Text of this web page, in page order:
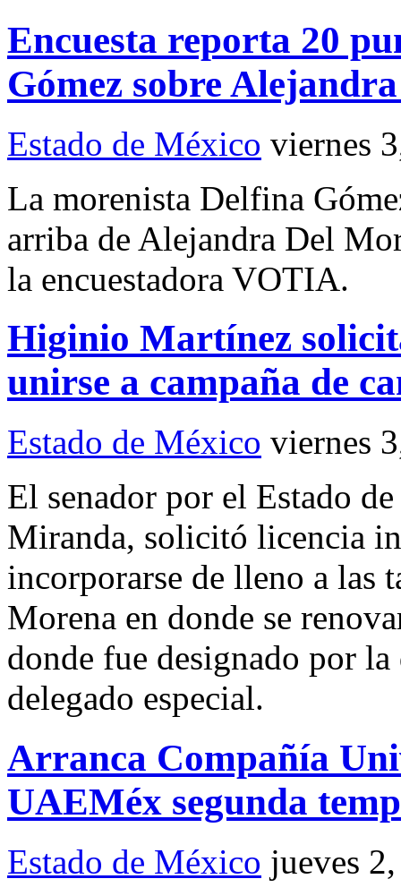
Encuesta reporta 20
Gómez sobre
Estado de México viernes
La morenista Delfina
arriba de Alejandra Del
la encuestadora VOTIA.
Higinio Martínez
unirse a campaña de
Estado de México viernes
El senador por el Estado
Miranda, solicitó licencia
incorporarse de lleno a las
Morena en donde se
donde fue designado por
delegado especial.
Arranca Compañía
UAEMéx segunda
Estado de México jueves